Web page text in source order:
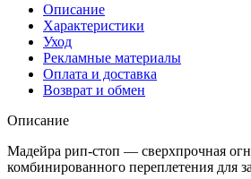
Описание
Характеристики
Уход
Рекламные материалы
Оплата и доставка
Возврат и обмен
Описание
Мадейра рип-стоп — сверхпрочная
комбинированного переплетения для